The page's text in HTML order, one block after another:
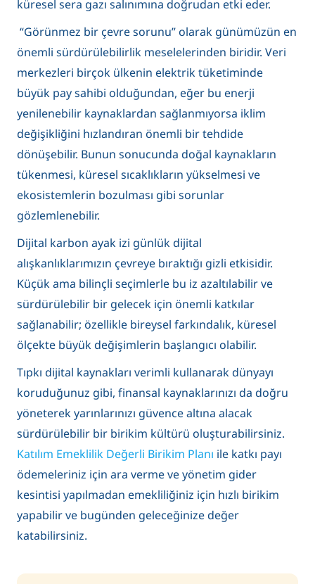
küresel sera gazı salınımına doğrudan etki eder.
“Görünmez bir çevre sorunu” olarak günümüzün en
önemli sürdürülebilirlik meselelerinden biridir. Veri
merkezleri birçok ülkenin elektrik tüketiminde
büyük pay sahibi olduğundan, eğer bu enerji
yenilenebilir kaynaklardan sağlanmıyorsa iklim
değişikliğini hızlandıran önemli bir tehdide
dönüşebilir. Bunun sonucunda doğal kaynakların
tükenmesi, küresel sıcaklıkların yükselmesi ve
ekosistemlerin bozulması gibi sorunlar
gözlemlenebilir.
Dijital karbon ayak izi günlük dijital
alışkanlıklarımızın çevreye bıraktığı gizli etkisidir.
Küçük ama bilinçli seçimlerle bu iz azaltılabilir ve
sürdürülebilir bir gelecek için önemli katkılar
sağlanabilir; özellikle bireysel farkındalık, küresel
ölçekte büyük değişimlerin başlangıcı olabilir.
Tıpkı dijital kaynakları verimli kullanarak dünyayı
koruduğunuz gibi, finansal kaynaklarınızı da doğru
yöneterek yarınlarınızı güvence altına alacak
sürdürülebilir bir birikim kültürü oluşturabilirsiniz.
Katılım Emeklilik Değerli Birikim Planı ile katkı payı
ödemeleriniz için ara verme ve yönetim gider
kesintisi yapılmadan emekliliğiniz için hızlı birikim
yapabilir ve bugünden geleceğinize değer
katabilirsiniz.